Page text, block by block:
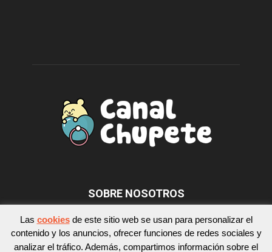
SOBRE NOSOTROS
SÍGUENOS
Las cookiesde este sitio web se usan para personalizar el
contenido y los anuncios, ofrecer funciones de redes sociales y
analizar el tráfico. Además, compartimos información sobre el